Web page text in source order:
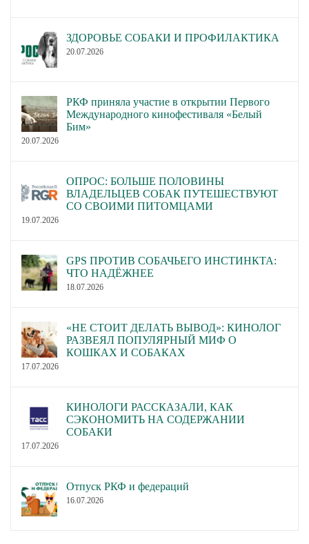
ЗДОРОВЬЕ СОБАКИ И ПРОФИЛАКТИКА
20.07.2026
РКФ приняла участие в открытии Первого
Международного кинофестиваля «Белый
Бим»
20.07.2026
ОПРОС: БОЛЬШЕ ПОЛОВИНЫ
ВЛАДЕЛЬЦЕВ СОБАК ПУТЕШЕСТВУЮТ
СО СВОИМИ ПИТОМЦАМИ
19.07.2026
GPS ПРОТИВ СОБАЧЬЕГО ИНСТИНКТА:
ЧТО НАДЁЖНЕЕ
18.07.2026
«НЕ СТОИТ ДЕЛАТЬ ВЫВОД»: КИНОЛОГ
РАЗВЕЯЛ ПОПУЛЯРНЫЙ МИФ О
КОШКАХ И СОБАКАХ
17.07.2026
КИНОЛОГИ РАССКАЗАЛИ, КАК
СЭКОНОМИТЬ НА СОДЕРЖАНИИ
СОБАКИ
17.07.2026
Отпуск РКФ и федераций
16.07.2026